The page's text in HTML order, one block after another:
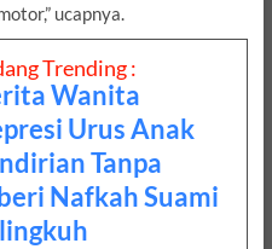
ucapnya.
Trending :
Wanita
Urus Anak
Tanpa
Nafkah Suami